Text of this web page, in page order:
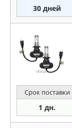
30 дней
Срок поставки
1 дн.